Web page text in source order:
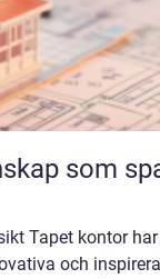
Tapet kontor
och